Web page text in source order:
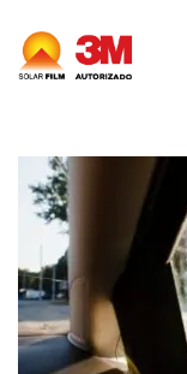
Home Blog